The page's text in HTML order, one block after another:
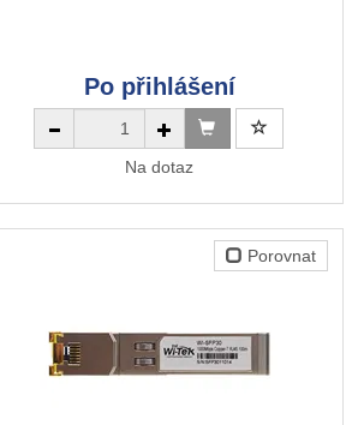
Po přihlášení
Na dotaz
Porovnat